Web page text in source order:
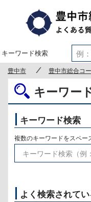
キーワード検索
豊中市 豊中市総合コ
キーワー
キーワード検索
複数のキーワードをスペー
よく検索されて